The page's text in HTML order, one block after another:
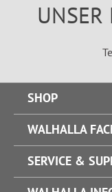
UNSER
SHOP
WALHALLA
SERVICE &